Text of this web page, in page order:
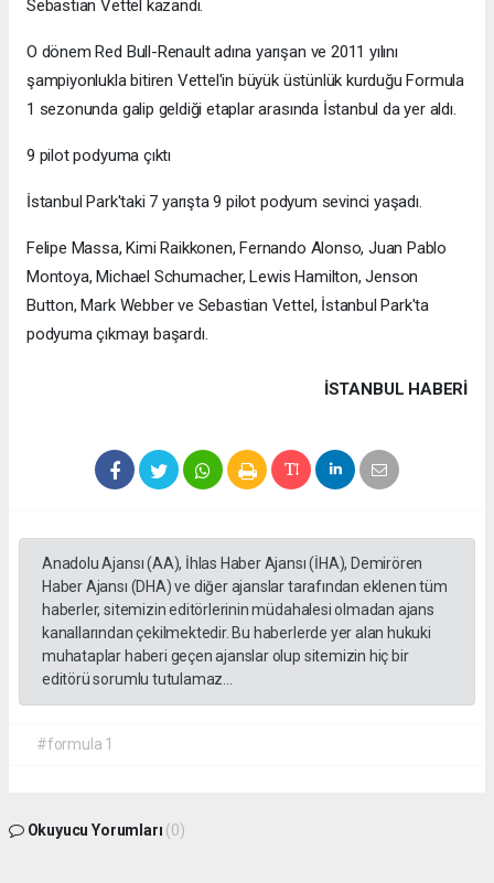
Sebastian Vettel kazandı.
O dönem Red Bull-Renault adına yarışan ve 2011 yılını
şampiyonlukla bitiren Vettel'in büyük üstünlük kurduğu Formula
1 sezonunda galip geldiği etaplar arasında İstanbul da yer aldı.
9 pilot podyuma çıktı
İstanbul Park'taki 7 yarışta 9 pilot podyum sevinci yaşadı.
Felipe Massa, Kimi Raikkonen, Fernando Alonso, Juan Pablo
Montoya, Michael Schumacher, Lewis Hamilton, Jenson
Button, Mark Webber ve Sebastian Vettel, İstanbul Park'ta
podyuma çıkmayı başardı.
İSTANBUL HABERİ
Anadolu Ajansı (AA), İhlas Haber Ajansı (İHA), Demirören
Haber Ajansı (DHA) ve diğer ajanslar tarafından eklenen tüm
haberler, sitemizin editörlerinin müdahalesi olmadan ajans
kanallarından çekilmektedir. Bu haberlerde yer alan hukuki
muhataplar haberi geçen ajanslar olup sitemizin hiç bir
editörü sorumlu tutulamaz...
#formula 1
Okuyucu Yorumları (0)